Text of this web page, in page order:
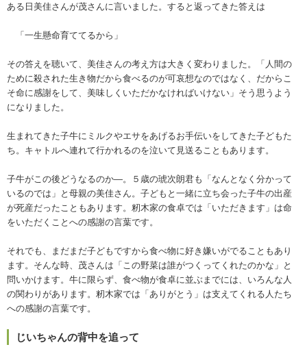
ある日美佳さんが茂さんに言いました。すると返ってきた答えは
「一生懸命育ててるから」
その答えを聴いて、美佳さんの考え方は大きく変わりました。「人間の
ために殺された生き物だから食べるのが可哀想なのではなく、だからこ
そ命に感謝をして、美味しくいただかなければいけない」そう思うよう
になりました。
生まれてきた子牛にミルクやエサをあげるお手伝いをしてきた子どもた
ち。キャトルへ連れて行かれるのを泣いて見送ることもあります。
子牛がこの後どうなるのか―。５歳の琥次朗君も「なんとなく分かって
いるのでは」と母親の美佳さん。子どもと一緒に立ち会った子牛の出産
が死産だったこともあります。籾木家の食卓では「いただきます」は命
をいただくことへの感謝の言葉です。
それでも、まだまだ子どもですから食べ物に好き嫌いがでることもあり
ます。そんな時、茂さんは「この野菜は誰がつくってくれたのかな」と
問いかけます。牛に限らず、食べ物が食卓に並ぶまでには、いろんな人
の関わりがあります。籾木家では「ありがとう」は支えてくれる人たち
への感謝の言葉です。
じいちゃんの背中を追って